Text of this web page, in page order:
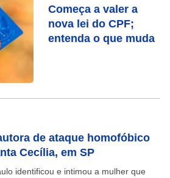
Começa a valer a
nova lei do CPF;
entenda o que muda
de ataque homofóbico
Cecília, em SP
identificou e intimou a mulher que